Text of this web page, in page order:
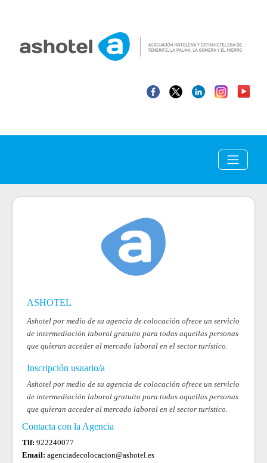
ASHOTEL
Ashotel por medio de su agencia de colocación ofrece un servicio
de intermediación laboral gratuito para todas aquellas personas
que quieran acceder al mercado laboral en el sector turístico.
Inscripción usuario/a
Ashotel por medio de su agencia de colocación ofrece un servicio
de intermediación laboral gratuito para todas aquellas personas
que quieran acceder al mercado laboral en el sector turístico.
Contacta con la Agencia
Tlf: 922240077
Email: agenciadecolocacion@ashotel.es